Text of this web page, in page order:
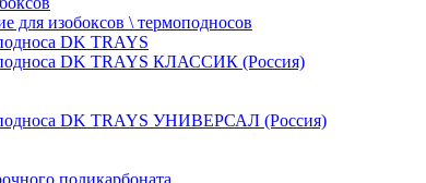
для изобоксов \ термоподносов
DK TRAYS
DK TRAYS КЛАССИК (Россия)
DK TRAYS УНИВЕРСАЛ (Россия)
поликарбоната